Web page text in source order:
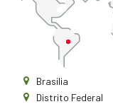
Brasilia
Distrito Federal